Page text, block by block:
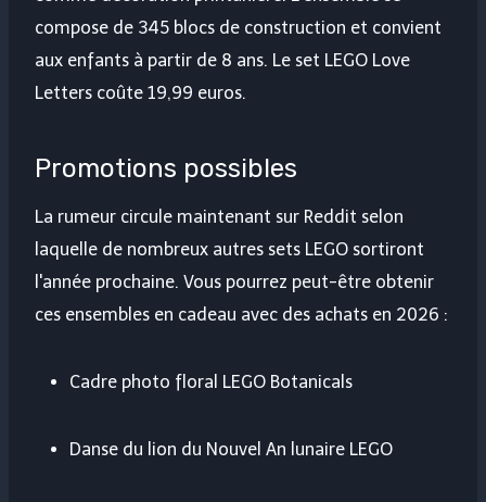
compose de 345 blocs de construction et convient
aux enfants à partir de 8 ans. Le set LEGO Love
Letters coûte 19,99 euros.
Promotions possibles
La rumeur circule maintenant sur Reddit selon
laquelle de nombreux autres sets LEGO sortiront
l'année prochaine. Vous pourrez peut-être obtenir
ces ensembles en cadeau avec des achats en 2026 :
Cadre photo floral LEGO Botanicals
Danse du lion du Nouvel An lunaire LEGO